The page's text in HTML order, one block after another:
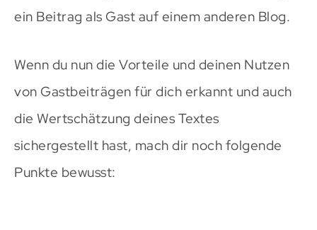
ein Beitrag als Gast auf einem anderen Blog.
Wenn du nun die Vorteile und deinen Nutzen
von Gastbeiträgen für dich erkannt und auch
die Wertschätzung deines Textes
sichergestellt hast, mach dir noch folgende
Punkte bewusst: